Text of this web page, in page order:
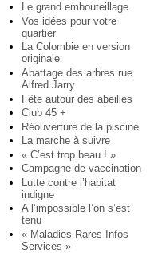
Le grand embouteillage
Vos idées pour votre
quartier
La Colombie en version
originale
Abattage des arbres rue
Alfred Jarry
Fête autour des abeilles
Club 45 +
Réouverture de la piscine
La marche à suivre
« C’est trop beau ! »
Campagne de vaccination
Lutte contre l’habitat
indigne
A l’impossible l’on s’est
tenu
« Maladies Rares Infos
Services »